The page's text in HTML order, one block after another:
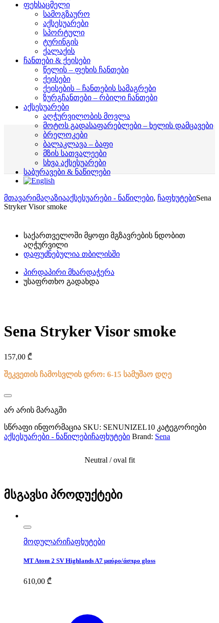
ფეხსაცმელი
სამოგზაურო
აქსესუარები
სპორტული
ტურინგის
ქალაქის
ჩანთები & ქეისები
წელის – ფეხის ჩანთები
ქეისები
ქეისების – ჩანთების სამაგრები
ზურგჩანთები – რბილი ჩანთები
აქსესუარები
აღჭურვილობის მოვლა
მოტოს გადასაფარებლები – ხელის დამცავები
ბრელოკები
ბალაკლავა – ბაფი
მზის სათვალეები
სხვა აქსესუარები
საბურავები & ნაწილები
მთავარიმაღაზიააქსესუარები - ნაწილები, ჩაფხუტებიSena
Stryker Visor smoke
საქართველოში მყოფი მგზავრების ნდობით
აღჭურვილი
დაფუძნებულია თბილისში
პირდაპირი მხარდაჭერა
უსაფრთხო გადახდა
Sena Stryker Visor smoke
157,00 ₾
შეკვეთის ჩამოსვლის დრო: 6-15 სამუშაო დღე
არ არის მარაგში
სწრაფი ინფორმაცია SKU: SENUNIZEL10 კატეგორიები
აქსესუარები - ნაწილებიჩაფხუტები Brand: Sena
Neutral / oval fit
მსგავსი პროდუქტები
მოდულარიჩაფხუტები
MT Atom 2 SV Highlands A7 μαύρο/άσπρο gloss
610,00 ₾